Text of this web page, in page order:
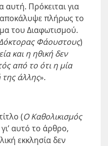
Πρόκειται για
πλήρως το
του Διαφωτισμού.
Φάουστους)
και η ηθική δεν
από το ότι η μία
άλλης».
(Ο Καθολικισμός
αυτό το άρθρο,
εκκλησία δεν